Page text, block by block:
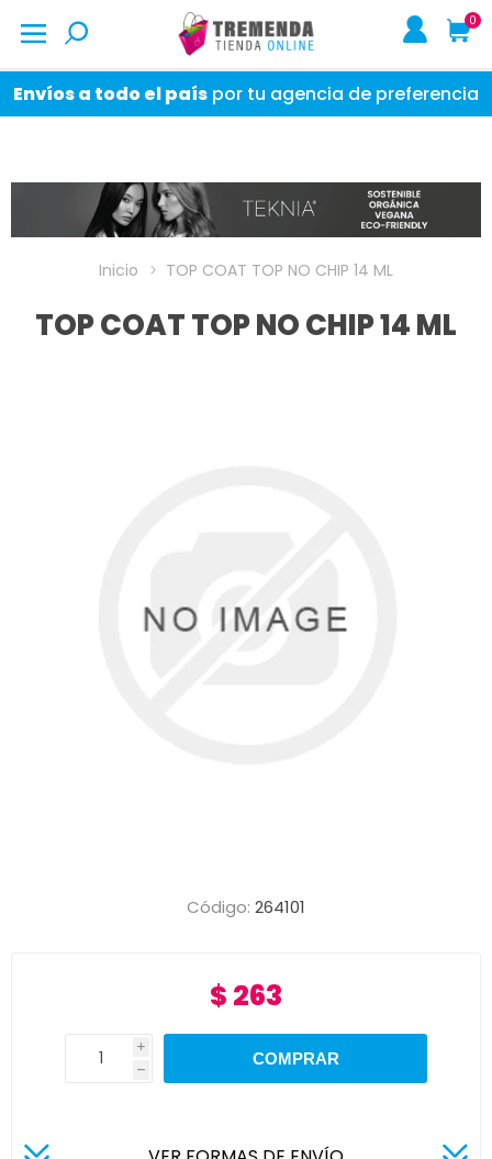
0
Envíos a todo el país por tu agencia de preferencia
Inicio TOP COAT TOP NO CHIP 14 ML
TOP COAT TOP NO CHIP 14 ML
Código: 264101
$ 263
i
h